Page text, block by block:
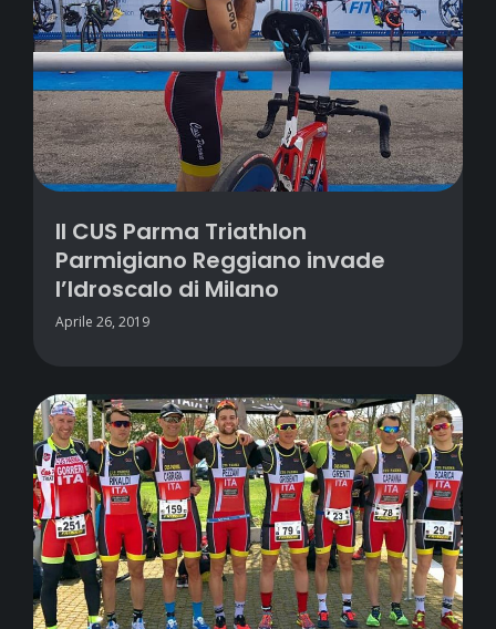
Il CUS Parma Triathlon
Parmigiano Reggiano invade
l’Idroscalo di Milano
Aprile 26, 2019